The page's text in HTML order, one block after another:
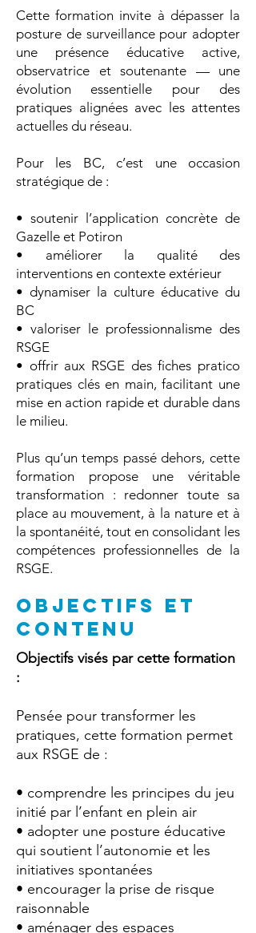
Cette formation invite à dépasser la
posture de surveillance pour adopter
une présence éducative active,
observatrice et soutenante — une
évolution essentielle pour des
pratiques alignées avec les attentes
actuelles du réseau.
Pour les BC, c’est une occasion
stratégique de :
• soutenir l’application concrète de
Gazelle et Potiron
• améliorer la qualité des
interventions en contexte extérieur
• dynamiser la culture éducative du
BC
• valoriser le professionnalisme des
RSGE
• offrir aux RSGE des fiches pratico
pratiques clés en main, facilitant une
mise en action rapide et durable dans
le milieu.
Plus qu’un temps passé dehors, cette
formation propose une véritable
transformation : redonner toute sa
place au mouvement, à la nature et à
la spontanéité, tout en consolidant les
compétences professionnelles de la
RSGE.
OBJECTIFS ET
CONTENU
Objectifs visés par cette formation
:
Pensée pour transformer les
pratiques, cette formation permet
aux RSGE de :
• comprendre les principes du jeu
initié par l’enfant en plein air
• adopter une posture éducative
qui soutient l’autonomie et les
initiatives spontanées
• encourager la prise de risque
raisonnable
• aménager des espaces